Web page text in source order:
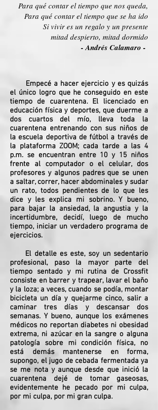
Para qué contar el tiempo que nos queda,
Para qué contar el tiempo que se ha ido
Si vivir es un regalo y un presente
mitad despierto, mitad dormido
- Andrés Calamaro -
Empecé a hacer ejercicio y es quizás
el único logro que he conseguido en este
tiempo de cuarentena. El licenciado en
educación física y deportes, que duerme a
dos cuartos del mío, lleva toda la
cuarentena entrenando con sus niños de
la escuela deportiva de fútbol a través de
la plataforma ZOOM; cada tarde a las 4
p.m. se encuentran entre 10 y 15 niños
frente al computador o el celular, dos
profesores y algunos padres que se unen
a saltar, correr, hacer abdominales y sudar
un rato, todos pendientes de lo que les
dice y les explica mi sobrino. Y bueno,
para bajar la ansiedad, la angustia y la
incertidumbre, decidí, luego de mucho
tiempo, iniciar un verdadero programa de
ejercicios.
El detalle es este, soy un sedentario
profesional, paso la mayor parte del
tiempo sentado y mi rutina de Crossfit
consiste en barrer y trapear, lavar el baño
y la loza; a veces, cuando se podía, montar
bicicleta un día y quejarme cinco, salir a
caminar tres días y descansar dos
semanas. Y bueno, aunque los exámenes
médicos no reportan diabetes ni obesidad
extrema, ni azúcar en la sangre o alguna
patología sobre mi condición física, no
está demás mantenerse en forma,
supongo, el jugo de cebada fermentada ya
se me nota y aunque desde que inició la
cuarentena dejé de tomar gaseosas,
evidentemente he pecado por mi culpa,
por mi culpa, por mi gran culpa.